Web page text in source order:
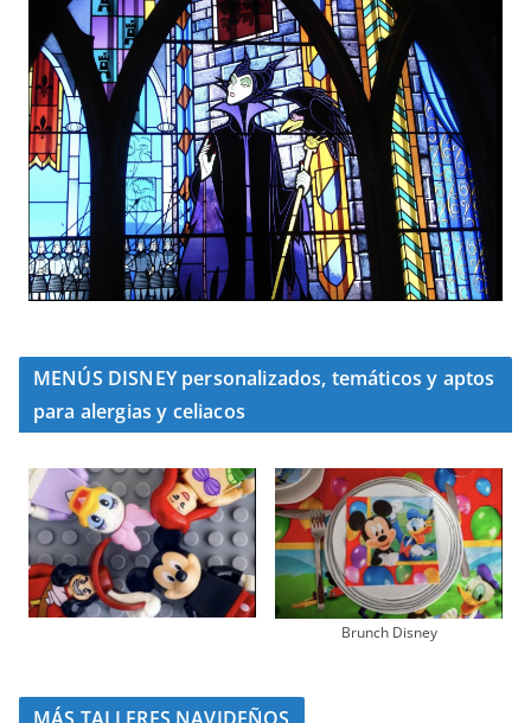
MENÚS DISNEY personalizados, temáticos y aptos
para alergias y celiacos
Brunch Disney